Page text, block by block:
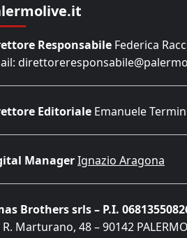
Responsabile Federica
Editoriale Emanuele
ManagerIgnazio Aragona
Brothers srls – P.I.
R. Marturano, 48 – 90142 PALERMO